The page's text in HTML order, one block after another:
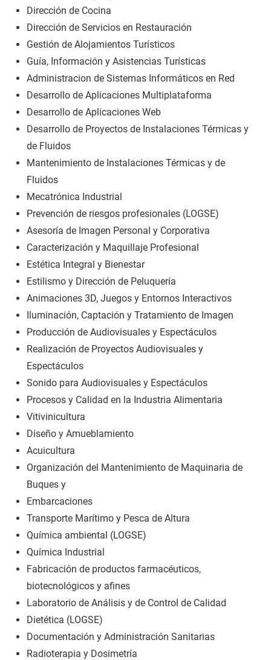
Dirección de Cocina
Dirección de Servicios en Restauración
Gestión de Alojamientos Turísticos
Guía, Información y Asistencias Turísticas
Administracion de Sistemas Informáticos en Red
Desarrollo de Aplicaciones Multiplataforma
Desarrollo de Aplicaciones Web
Desarrollo de Proyectos de Instalaciones Térmicas y
de Fluidos
Mantenimiento de Instalaciones Térmicas y de
Fluidos
Mecatrónica Industrial
Prevención de riesgos profesionales (LOGSE)
Asesoría de Imagen Personal y Corporativa
Caracterización y Maquillaje Profesional
Estética Integral y Bienestar
Estilismo y Dirección de Peluquería
Animaciones 3D, Juegos y Entornos Interactivos
Iluminación, Captación y Tratamiento de Imagen
Producción de Audiovisuales y Espectáculos
Realización de Proyectos Audiovisuales y
Espectáculos
Sonido para Audiovisuales y Espectáculos
Procesos y Calidad en la Industria Alimentaria
Vitivinicultura
Diseño y Amueblamiento
Acuicultura
Organización del Mantenimiento de Maquinaria de
Buques y
Embarcaciones
Transporte Marítimo y Pesca de Altura
Química ambiental (LOGSE)
Química Industrial
Fabricación de productos farmacéuticos,
biotecnológicos y afines
Laboratorio de Análisis y de Control de Calidad
Dietética (LOGSE)
Documentación y Administración Sanitarias
Radioterapia y Dosimetría